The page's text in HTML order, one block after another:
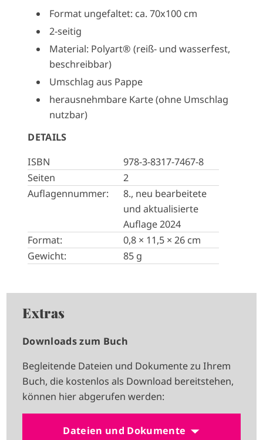
Format ungefaltet: ca. 70x100 cm
2-seitig
Material: Polyart® (reiß- und wasserfest,
beschreibbar)
Umschlag aus Pappe
herausnehmbare Karte (ohne Umschlag
nutzbar)
DETAILS
ISBN
978-3-8317-7467-8
Seiten
2
Auflagennummer:
8., neu bearbeitete
und aktualisierte
Auflage 2024
Format:
0,8 × 11,5 × 26 cm
Gewicht:
85 g
Extras
Downloads zum Buch
Begleitende Dateien und Dokumente zu Ihrem
Buch, die kostenlos als Download bereitstehen,
können hier abgerufen werden:
Dateien und Dokumente